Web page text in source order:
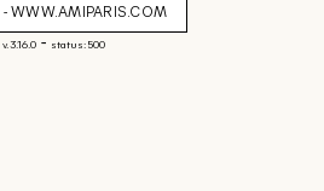
- WWW.AMIPARIS.COM
v. 3.16.0- status: 500